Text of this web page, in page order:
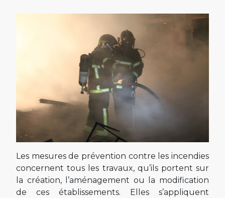
Les mesures de prévention contre les incendies
concernent tous les travaux, qu’ils portent sur
la création, l’aménagement ou la modification
de ces établissements. Elles s’appliquent